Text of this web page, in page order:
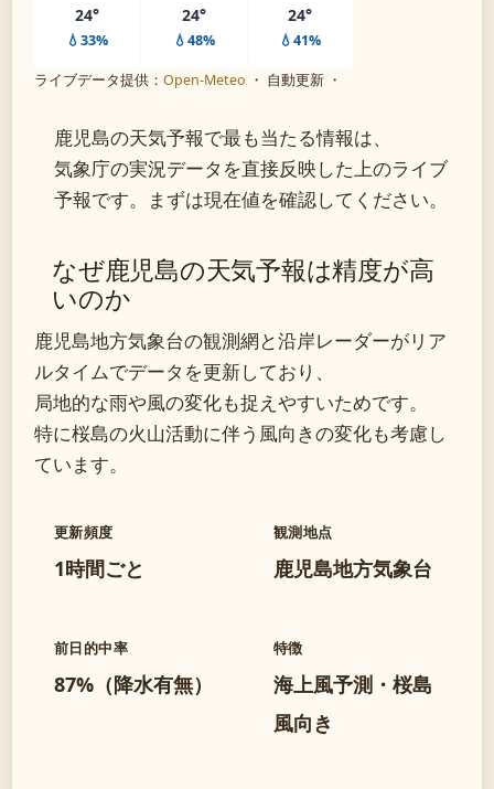
24°
💧33%
24°
💧48%
24°
💧41%
ライブデータ提供： Open-Meteo ・ 自動更新 ・
鹿児島の天気予報で最も当たる情報は、
気象庁の実況データを直接反映した上のライブ
予報です。まずは現在値を確認してください。
なぜ鹿児島の天気予報は精度が高
いのか
鹿児島地方気象台の観測網と沿岸レーダーがリア
ルタイムでデータを更新しており、
局地的な雨や風の変化も捉えやすいためです。
特に桜島の火山活動に伴う風向きの変化も考慮し
ています。
更新頻度
1時間ごと
観測地点
鹿児島地方気象台
前日的中率
87%（降水有無）
特徴
海上風予測・桜島
風向き